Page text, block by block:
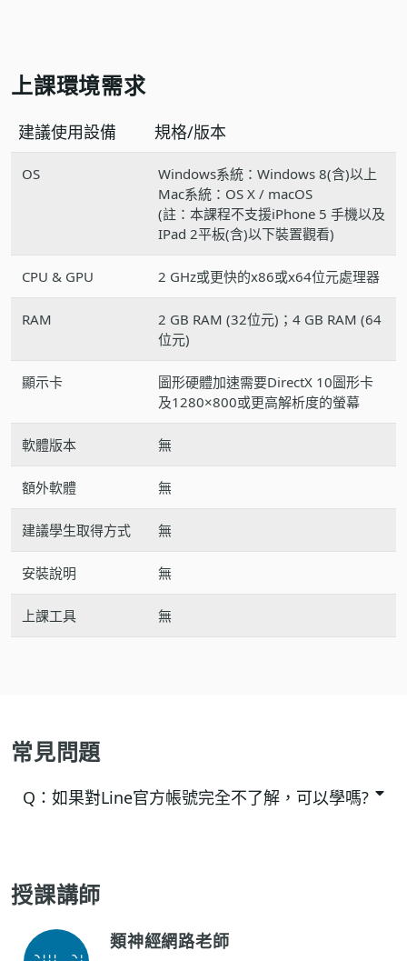
上課環境需求
建議使用設備 規格/版本
OS
Windows系統：Windows 8(含)以上
Mac系統：OS X / macOS
(註：本課程不支援iPhone 5 手機以及
IPad 2平板(含)以下裝置觀看)
CPU & GPU 2 GHz或更快的x86或x64位元處理器
RAM
2 GB RAM (32位元)；4 GB RAM (64
位元)
顯示卡
圖形硬體加速需要DirectX 10圖形卡
及1280×800或更高解析度的螢幕
軟體版本 無
額外軟體 無
建議學生取得方式 無
安裝說明 無
上課工具 無
常見問題
Q： 如果對Line官方帳號完全不了解，可以學嗎?
授課講師
類神經網路老師